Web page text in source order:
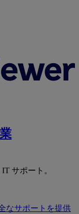
サポート。
なサポートを提供